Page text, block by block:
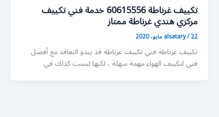
تكييف غرناطة 60615556 خدمة فني تكييف
مركزي هندي غرناطة ممتاز
alsatary/22 مايو، 2020
تكييف غرناطة فني تكييف غرناطة قد يبدو التعاقد مع أفضل
فني لتكييف الهواء مهمة سهلة ، لكنها ليست كذلك في